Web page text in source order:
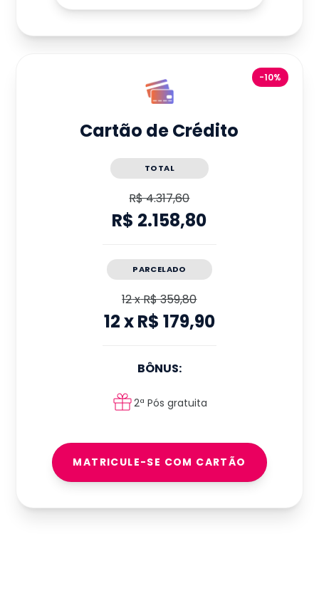
-10%
Cartão de Crédito
TOTAL
R$ 4.317,60
R$ 2.158,80
PARCELADO
12xR$ 359,80
12xR$ 179,90
BÔNUS:
2ª Pós gratuita
MATRICULE-SE COM CARTÃO